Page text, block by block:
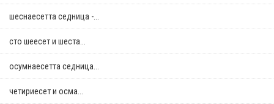
шеснаесетта седница -...
сто шеесет и шеста...
осумнaесетта седница...
четириесет и осма...